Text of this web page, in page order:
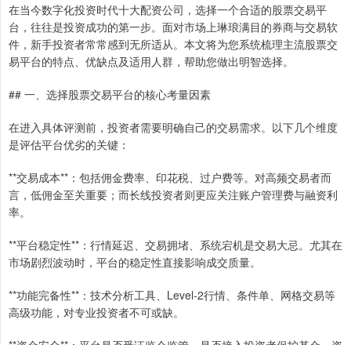
在当今数字化投资时代十大配资公司，选择一个合适的股票交易平
台，往往是投资成功的第一步。面对市场上琳琅满目的券商与交易软
件，新手投资者常常感到无所适从。本文将为您系统梳理主流股票交
易平台的特点、优缺点及适用人群，帮助您做出明智选择。
## 一、选择股票交易平台的核心考量因素
在进入具体评测前，投资者需要明确自己的交易需求。以下几个维度
是评估平台优劣的关键：
**交易成本**：包括佣金费率、印花税、过户费等。对高频交易者而
言，低佣金至关重要；而长线投资者则更应关注账户管理费与融资利
率。
**平台稳定性**：行情延迟、交易拥堵、系统宕机是交易大忌。尤其在
市场剧烈波动时，平台的稳定性直接影响成交质量。
**功能完备性**：技术分析工具、Level-2行情、条件单、网格交易等
高级功能，对专业投资者不可或缺。